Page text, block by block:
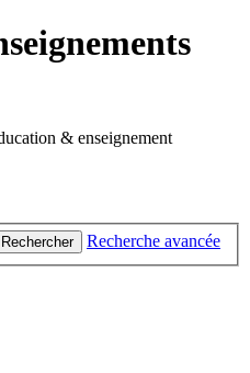
& enseignement
Rechercher Recherche avancée